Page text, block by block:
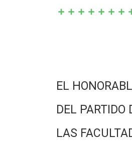
EL
DEL PARTIDO
LAS